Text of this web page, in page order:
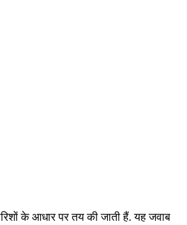
के आधार पर तय की जाती हैं. यह जवाब